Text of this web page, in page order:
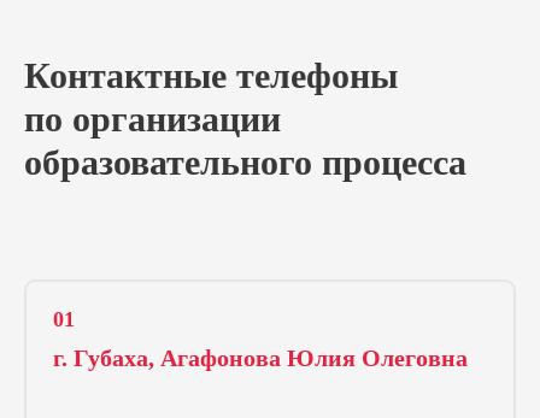
Контактные телефоны
по организации
образовательного процесса
01
г. Губаха, Агафонова Юлия Олеговна